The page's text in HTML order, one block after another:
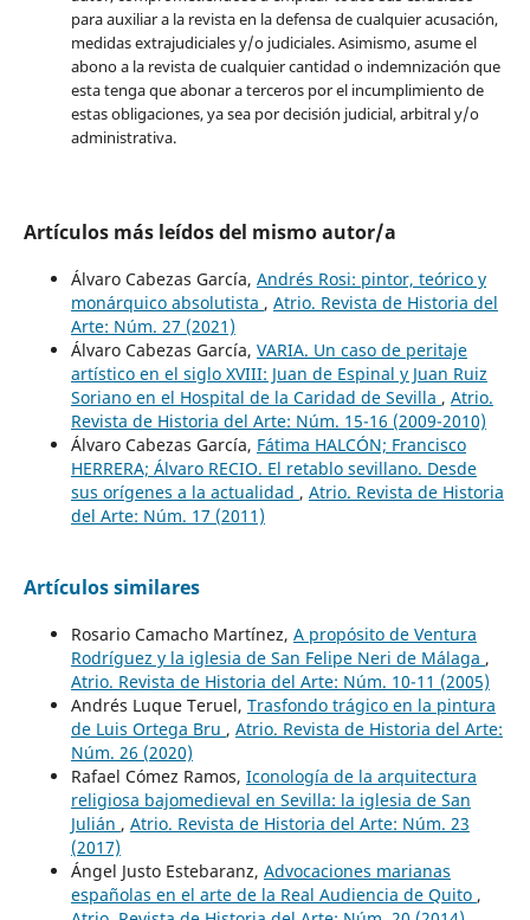
para auxiliar a la revista en la defensa de cualquier acusación,
medidas extrajudiciales y/o judiciales. Asimismo, asume el
abono a la revista de cualquier cantidad o indemnización que
esta tenga que abonar a terceros por el incumplimiento de
estas obligaciones, ya sea por decisión judicial, arbitral y/o
administrativa.
Artículos más leídos del mismo autor/a
Álvaro Cabezas García, Andrés Rosi: pintor, teórico y
monárquico absolutista , Atrio. Revista de Historia del
Arte: Núm. 27 (2021)
Álvaro Cabezas García, VARIA. Un caso de peritaje
artístico en el siglo XVIII: Juan de Espinal y Juan Ruiz
Soriano en el Hospital de la Caridad de Sevilla , Atrio.
Revista de Historia del Arte: Núm. 15-16 (2009-2010)
Álvaro Cabezas García, Fátima HALCÓN; Francisco
HERRERA; Álvaro RECIO. El retablo sevillano. Desde
sus orígenes a la actualidad , Atrio. Revista de Historia
del Arte: Núm. 17 (2011)
Artículos similares
Rosario Camacho Martínez, A propósito de Ventura
Rodríguez y la iglesia de San Felipe Neri de Málaga ,
Atrio. Revista de Historia del Arte: Núm. 10-11 (2005)
Andrés Luque Teruel, Trasfondo trágico en la pintura
de Luis Ortega Bru , Atrio. Revista de Historia del Arte:
Núm. 26 (2020)
Rafael Cómez Ramos, Iconología de la arquitectura
religiosa bajomedieval en Sevilla: la iglesia de San
Julián , Atrio. Revista de Historia del Arte: Núm. 23
(2017)
Ángel Justo Estebaranz, Advocaciones marianas
españolas en el arte de la Real Audiencia de Quito ,